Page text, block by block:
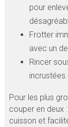
pour
Frotter
avec un
Rincer
incrustées
Pour les plus
couper en deux
cuisson et